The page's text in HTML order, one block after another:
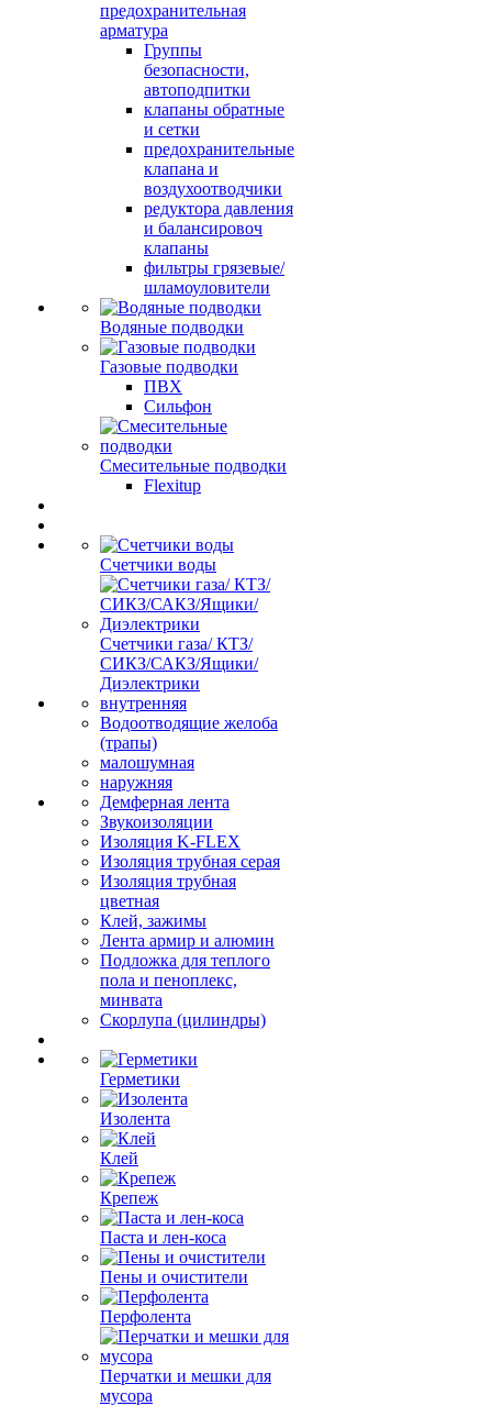
предохранительная
арматура
Группы
безопасности,
автоподпитки
клапаны обратные
и сетки
предохранительные
клапана и
воздухоотводчики
редуктора давления
и балансировоч
клапаны
фильтры грязевые/
шламоуловители
Водяные подводки
Газовые подводки
ПВХ
Сильфон
Смесительные подводки
Flexitup
Счетчики воды
Счетчики газа/ КТЗ/
СИКЗ/САКЗ/Ящики/
Диэлектрики
внутренняя
Водоотводящие желоба
(трапы)
малошумная
наружняя
Демферная лента
Звукоизоляции
Изоляция K-FLEX
Изоляция трубная серая
Изоляция трубная
цветная
Клей, зажимы
Лента армир и алюмин
Подложка для теплого
пола и пеноплекс,
минвата
Скорлупа (цилиндры)
Герметики
Изолента
Клей
Крепеж
Паста и лен-коса
Пены и очистители
Перфолента
Перчатки и мешки для
мусора